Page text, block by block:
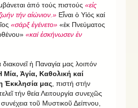
ἀπό τούς πιστούς «εἰς
τήν αἰώνιον.» Εἶναι ὁ Υἱός καί
«σάρξ ἐγένετο» «ἐκ Πνεύματος
«καί ἐσκήνωσεν ἐν
ἡ Παναγία μας λοιπόν
Μία, Ἁγία, Καθολική καί
Ἐκκλησία μας , πιστή στήν
τήν θεία Λειτουργία συνεχῶς
τοῦ Μυστικοῦ Δείπνου,